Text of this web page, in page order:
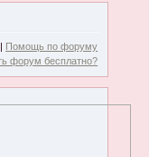
| Помощь по форуму